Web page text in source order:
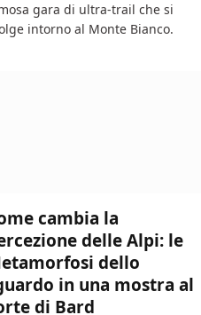
gara di ultra-trail che si
intorno al Monte Bianco.
cambia la
delle Alpi: le
dello
in una mostra al
di Bard